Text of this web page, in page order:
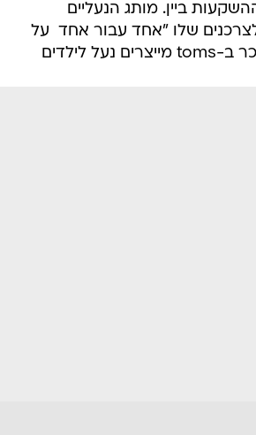
ביין. מותג הנעליים
שלו "אחד עבור אחד  על
כל זוג נעליים שנמכר ב-toms מייצרים נעל לילדים